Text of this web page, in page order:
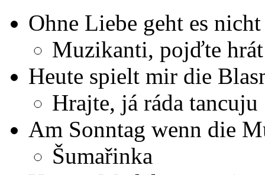
Ohne Liebe geht es nicht
Muzikanti, pojďte hrát
Heute spielt mir die
Hrajte, já ráda tancuju
Am Sonntag wenn die
Šumařinka